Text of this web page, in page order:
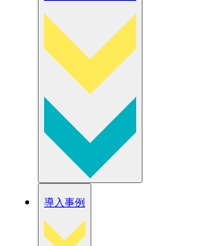
導入事例